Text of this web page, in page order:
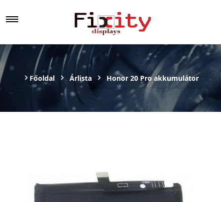
Főoldal Árlista Honor 20 Pro akkumulátor